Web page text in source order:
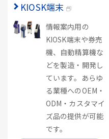
KIOSK端末
情報案内用の
KIOSK端末や券売
機、自動精算機な
どを製造・開発し
ています。あらゆ
る業種へのOEM・
ODM・カスタマイ
ズ品の提供が可能
です。